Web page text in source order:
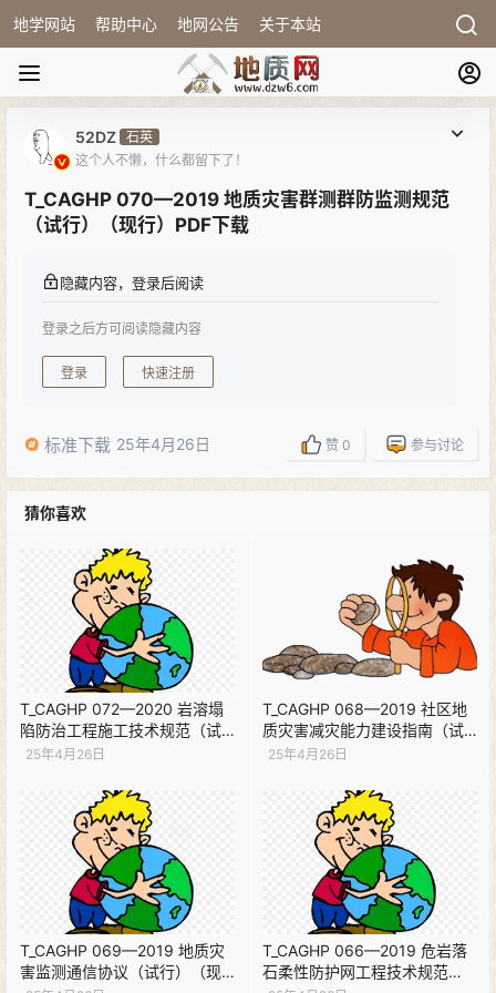
地学网站 帮助中心 地网公告 关于本站
52DZ 石英
这个人不懒，什么都留下了！
T_CAGHP 070—2019 地质灾害群测群防监测规范
（试行）（现行）PDF下载
隐藏内容，登录后阅读
登录之后方可阅读隐藏内容
登录 快速注册
标准下载 25年4月26日 赞 0 参与讨论
猜你喜欢
T_CAGHP 072—2020 岩溶塌
陷防治工程施工技术规范（试
行）（现行）PDF下载
25年4月26日
T_CAGHP 068—2019 社区地
质灾害减灾能力建设指南（试
行）（现行）PDF下载
25年4月26日
T_CAGHP 069—2019 地质灾
害监测通信协议（试行）（现
T_CAGHP 066—2019 危岩落
石柔性防护网工程技术规范